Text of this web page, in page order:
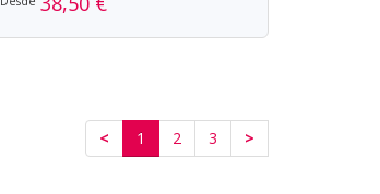
< 1 2 3 >